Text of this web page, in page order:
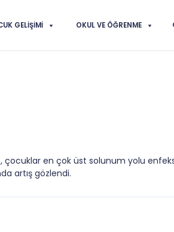
GELIŞIMI OKUL VE ÖĞRENME
çocuklar en çok üst solunum yolu
artış gözlendi.